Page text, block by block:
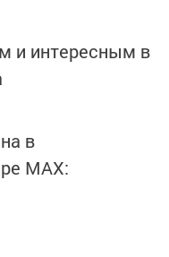
и интересным в
в
MАХ: